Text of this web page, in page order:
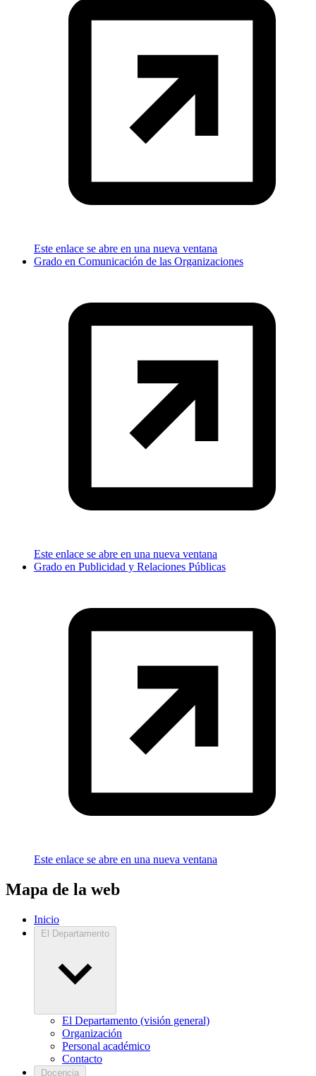
Este enlace se abre en una nueva ventana
Grado en Comunicación de las Organizaciones
Este enlace se abre en una nueva ventana
Grado en Publicidad y Relaciones Públicas
Este enlace se abre en una nueva ventana
Mapa de la web
Inicio
El Departamento
El Departamento (visión general)
Organización
Personal académico
Contacto
Docencia